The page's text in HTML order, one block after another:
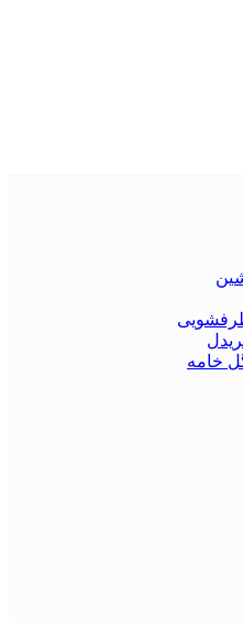
خامه